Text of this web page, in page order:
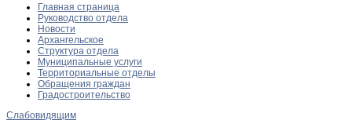
Главная страница
Руководство отдела
Новости
Архангельское
Структура отдела
Муниципальные услуги
Территориальные отделы
Обращения граждан
Градостроительство
Слабовидящим